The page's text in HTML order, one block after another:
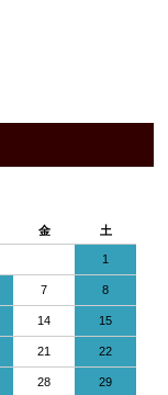
金 土
1
7 8
14 15
21 22
28 29